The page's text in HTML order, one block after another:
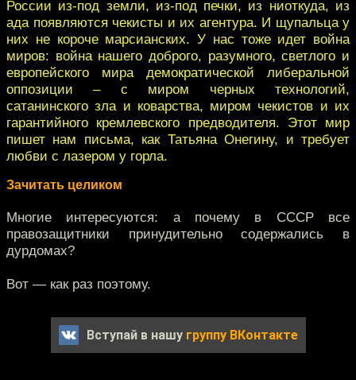
России из-под земли, из-под печки, из ниоткуда, из
ада появляются чекисты и их агентура. И щупальца у
них не короче марсианских. У нас тоже идет война
миров: война нашего доброго, разумного, светлого и
европейского мира демократической либеральной
оппозиции – с миром черных технологий,
сатанинского зла и коварства, миром чекистов и их
гарантийного кремлевского предводителя. Этот мир
пишет нам письма, как Татьяна Онегину, и требует
любви с лазером у горла.
Зачитать целиком
Многие интересуются: а почему в СССР все
правозащитники принудительно содержались в
дурдомах?
Вот — как раз поэтому.
Вступай в нашу группу ВКонтакте